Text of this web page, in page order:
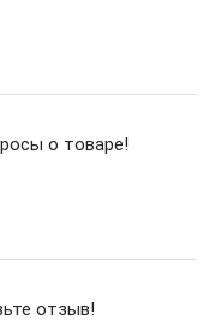
о товаре!
отзыв!